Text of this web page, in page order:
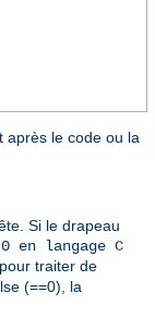
après le code ou la
Si le drapeau
en langage C
traiter de
(==0), la